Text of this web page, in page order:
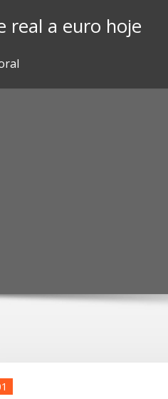
real a euro hoje